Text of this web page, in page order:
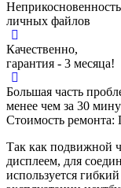
Неприкосновенность
личных файлов
Качественно,
гарантия - 3 месяца!
Большая часть
менее чем за 30
Стоимость ремонта:
Так как подвижной
дисплеем, для
используется